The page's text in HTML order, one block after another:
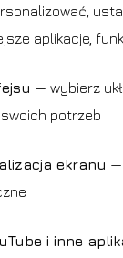
aplikacje,
— wybierz
potrzeb
ekranu —
i inne